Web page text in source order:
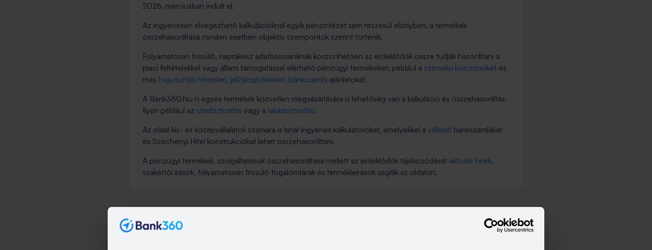
2026. márciusban indult el.
Az ingyenesen elvégezhető kalkulációknál egyik pénzintézet sem részesül előnyben, a termékek
összehasonlítása minden esetben objektív szempontok szerint történik.
Folyamatosan frissülő, naprakész adatbázisainknak köszönhetően az érdeklődők össze tudják hasonlítani a
piaci feltételekkel vagy állami támogatással elérhető pénzügyi termékeket, például a személyi kölcsönöketés
más fogyasztási hiteleket, jelzáloghiteleket, bankszámla ajánlatokat.
A Bank360.hu-n egyes termékek közvetlen megvásárlására is lehetőség van a kalkuláció és összehasonlítás.
Ilyen például az utasbiztosítás vagy a lakásbiztosítás.
Az oldal kis- és középvállalatok számára is kínál ingyenes kalkulátorokat, amelyekkel a vállalati bankszámlákat
és Széchenyi Hitel konstrukciókat lehet összehasonlítani.
A pénzügyi termékek, szolgáltatások összehasonlítása mellett az érdeklődők tájékozódását aktuális hírek,
szakértői írások, folyamatosan frissülő fogalomtárak és termékleírások segítik az oldalon.
Elérhetőségek